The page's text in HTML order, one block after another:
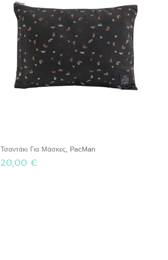
Τσαντάκι Για Μάσκες, PacMan
20,00 €